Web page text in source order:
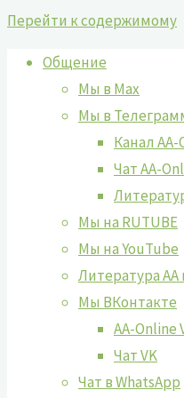
Перейти к содержимому
Общение
Мы в Max
Мы в
Канал
Чат AA-
Мы на RUTUBE
Мы на YouTube
Литература АА
Мы ВКонтакте
AA-Online
Чат VK
Чат в WhatsApp